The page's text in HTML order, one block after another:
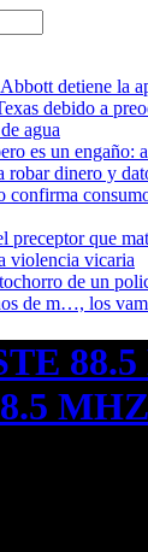
detiene la
debido a
agua
es un engaño:
robar dinero y
confirma
preceptor que
violencia vicaria
de un
de m…, los